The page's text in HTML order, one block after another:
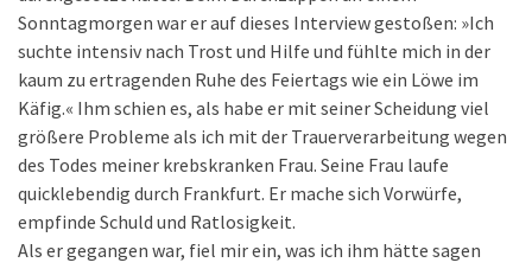
Sonntagmorgen war er auf dieses Interview gestoßen: »Ich
suchte intensiv nach Trost und Hilfe und fühlte mich in der
kaum zu ertragenden Ruhe des Feiertags wie ein Löwe im
Käfig.« Ihm schien es, als habe er mit seiner Scheidung viel
größere Probleme als ich mit der Trauerverarbeitung wegen
des Todes meiner krebskranken Frau. Seine Frau laufe
quicklebendig durch Frankfurt. Er mache sich Vorwürfe,
empfinde Schuld und Ratlosigkeit.
Als er gegangen war, fiel mir ein, was ich ihm hätte sagen